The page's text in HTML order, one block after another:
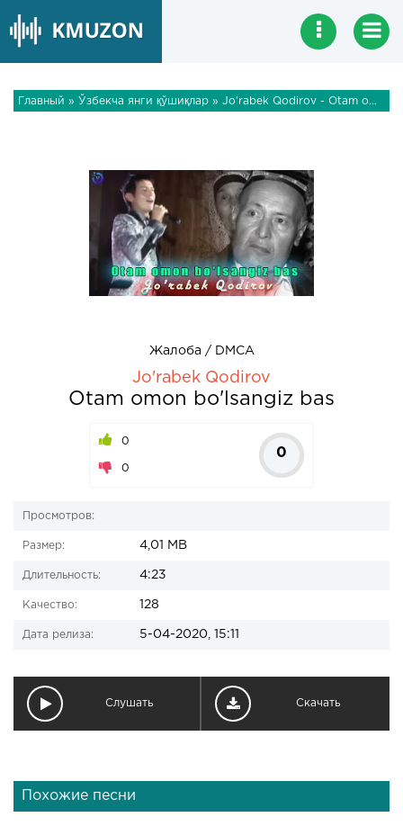
Главный » Ўзбекча янги қўшиқлар » Jo'rabek Qodirov - Otam omon bo'lsangiz bas
Жалоба / DMCA
Jo'rabek Qodirov
Otam omon bo'lsangiz bas
0
0
0
Просмотров:
Размер: 4,01 MB
Длительность: 4:23
Качество: 128
Дата релиза: 5-04-2020, 15:11
Слушать Скачать
Похожие песни